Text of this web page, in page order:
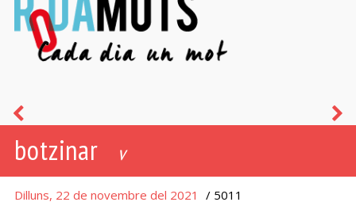
botzinar v
Dilluns, 22 de novembre del 2021 / 5011
atzero